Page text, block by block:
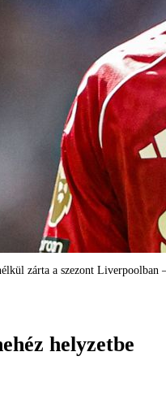
zárta a szezont Liverpoolban
helyzetbe